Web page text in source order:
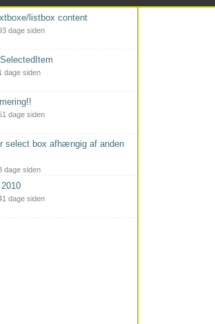
listbox content
dage siden
dage siden
dage siden
select box afhængig af anden
dage siden
dage siden